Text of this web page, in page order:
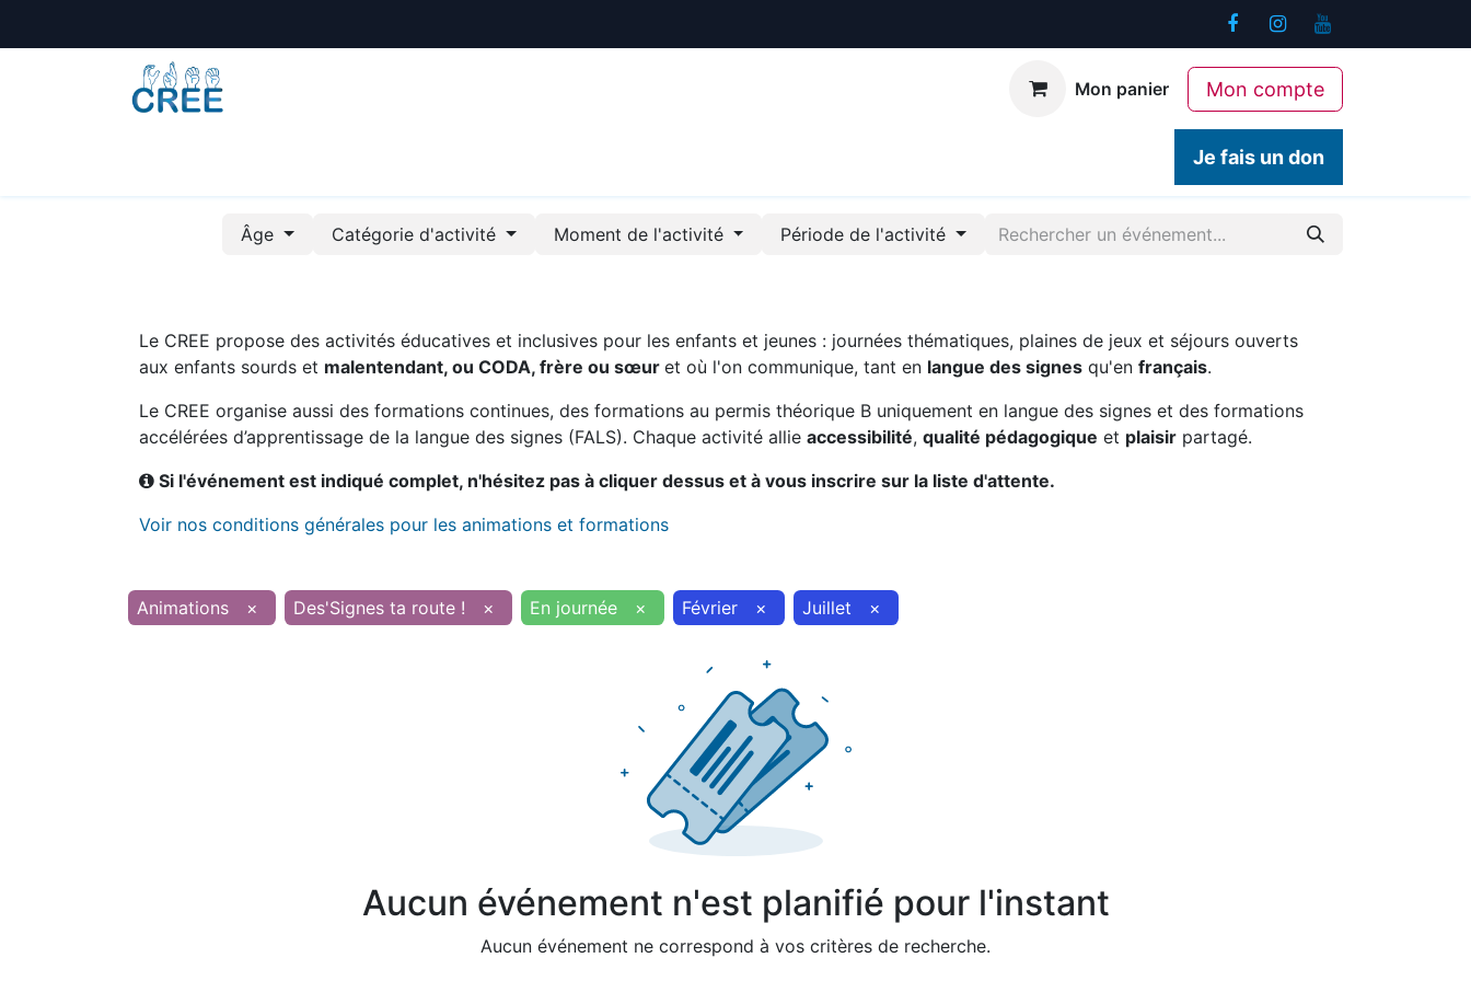
Mon panier Mon compte
Je fais un don
Âge Catégorie d'activité Moment de l'activité Période de l'activité
Le CREE propose des activités éducatives et inclusives pour les enfants et jeunes : journées thématiques, plaines de jeux et séjours ouverts
aux enfants sourds et malentendant, ou CODA, frère ou sœur et où l'on communique, tant en langue des signes qu'en français.
Le CREE organise aussi des formations continues, des formations au permis théorique B uniquement en langue des signes et des formations
accélérées d’apprentissage de la langue des signes (FALS). Chaque activité allie accessibilité, qualité pédagogique et plaisir partagé.
Si l'événement est indiqué complet, n'hésitez pas à cliquer dessus et à vous inscrire sur la liste d'attente.
Voir nos conditions générales pour les animations et formations
Animations × Des'Signes ta route ! × En journée × Février × Juillet ×
Aucun événement n'est planifié pour l'instant
Aucun événement ne correspond à vos critères de recherche.